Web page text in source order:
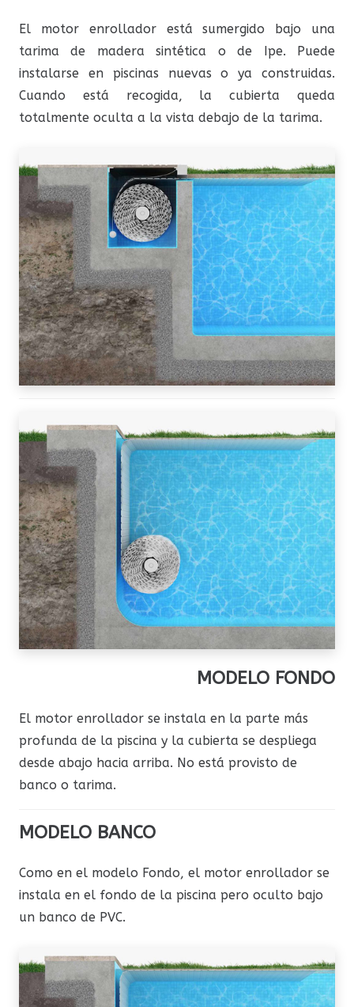
El motor enrollador está sumergido bajo una
tarima de madera sintética o de Ipe. Puede
instalarse en piscinas nuevas o ya construidas.
Cuando está recogida, la cubierta queda
totalmente oculta a la vista debajo de la tarima.
MODELO FONDO
El motor enrollador se instala en la parte más
profunda de la piscina y la cubierta se despliega
desde abajo hacia arriba. No está provisto de
banco o tarima.
MODELO BANCO
Como en el modelo Fondo, el motor enrollador se
instala en el fondo de la piscina pero oculto bajo
un banco de PVC.